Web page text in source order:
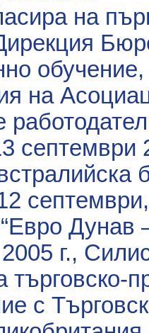
на
обучение
на
септември
Дунав
г.,
с